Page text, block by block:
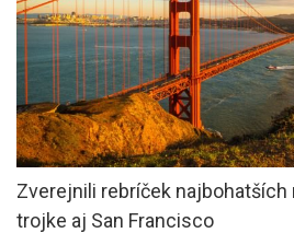
Zverejnili rebríček
trojke aj San Francisco